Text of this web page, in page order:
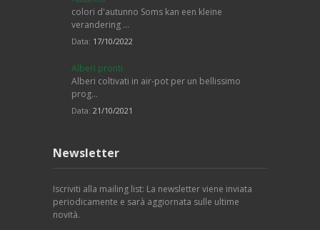
colori d'autunno Soms kan een kleine
verandering …
Data: 17/10/2022
Alberi pronti
Alberi coltivati in air-pot per un bellissimo
prog…
Data: 21/10/2021
Newsletter
Iscriviti alla mailing list: La newsletter viene inviata
periodicamente e sarà aggiornata sulle ultime
novità.